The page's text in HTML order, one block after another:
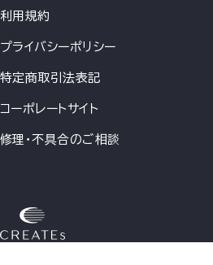
利用規約
プライバシーポリシー
特定商取引法表記
コーポレートサイト
修理・不具合のご相談